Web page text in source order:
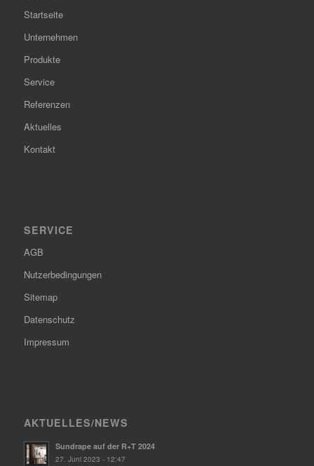
Startseite
Unternehmen
Produkte
Service
Referenzen
Aktuelles
Kontakt
SERVICE
AGB
Nutzerbedingungen
Sitemap
Datenschutz
Impressum
AKTUELLES/NEWS
Sundrape auf der R+T 2024
27. Juni 2023 - 12:47